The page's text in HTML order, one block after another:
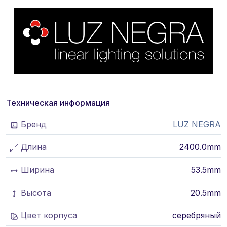
Техническая информация
Бренд LUZ NEGRA
Длина 2400.0mm
Ширина 53.5mm
Высота 20.5mm
Цвет корпуса серебряный